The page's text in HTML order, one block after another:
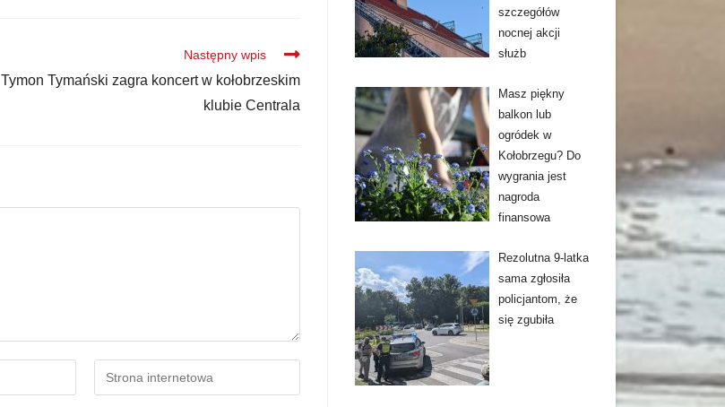
Następny wpis
Tymon Tymański zagra koncert w kołobrzeskim
klubie Centrala
szczegółów
nocnej akcji
służb
Masz piękny
balkon lub
ogródek w
Kołobrzegu? Do
wygrania jest
nagroda
finansowa
Rezolutna 9-latka
sama zgłosiła
policjantom, że
się zgubiła